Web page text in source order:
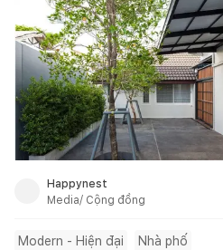
Happynest
Media/ Cộng đồng
Modern - Hiện đại Nhà phố